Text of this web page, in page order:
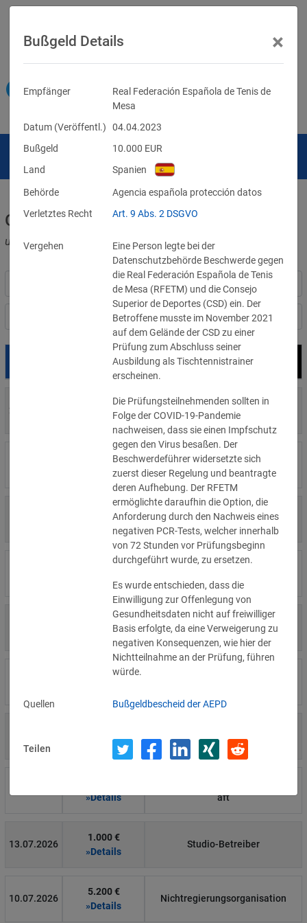
Geldbußen für DSGVO-Verstöße
und für Verletzungen anderer Datenschutzgesetze
Nach Land filtern
Bußgeld Empfänger
29.07.2026
700 €
»Details
Privatperson
1.715.600 €
»Details
Wind Tre
6.358 €
Privatperson
8.500 €
»Details
4.000 €
»Details
Η Μάθηση
15.000 €
»Details
»Details
aft
13.07.2026
1.000 €
»Details
Studio-Betreiber
10.07.2026
5.200 €
»Details
Nichtregierungsorganisation
Bußgeld Details ×
Empfänger
Real Federación Española de Tenis de
Mesa
Datum (Veröffentl.)
04.04.2023
Bußgeld
10.000 EUR
Land
Spanien
Behörde
Agencia española protección datos
Verletztes Recht
Art. 9 Abs. 2 DSGVO
Vergehen
Eine Person legte bei der
Datenschutzbehörde Beschwerde gegen
die Real Federación Española de Tenis
de Mesa (RFETM) und die Consejo
Superior de Deportes (CSD) ein. Der
Betroffene musste im November 2021
auf dem Gelände der CSD zu einer
Prüfung zum Abschluss seiner
Ausbildung als Tischtennistrainer
erscheinen.
Die Prüfungsteilnehmenden sollten in
Folge der COVID-19-Pandemie
nachweisen, dass sie einen Impfschutz
gegen den Virus besaßen. Der
Beschwerdeführer widersetzte sich
zuerst dieser Regelung und beantragte
deren Aufhebung. Der RFETM
ermöglichte daraufhin die Option, die
Anforderung durch den Nachweis eines
negativen PCR-Tests, welcher innerhalb
von 72 Stunden vor Prüfungsbeginn
durchgeführt wurde, zu ersetzen.
Es wurde entschieden, dass die
Einwilligung zur Offenlegung von
Gesundheitsdaten nicht auf freiwilliger
Basis erfolgte, da eine Verweigerung zu
negativen Konsequenzen, wie hier der
Nichtteilnahme an der Prüfung, führen
würde.
Quellen Bußgeldbescheid der AEPD
Teilen